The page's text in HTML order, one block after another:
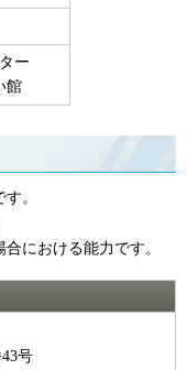
ー
館
。
における能力です。
号